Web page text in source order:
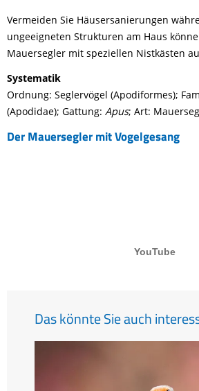
Vermeiden Sie Häusersanierungen
ungeeigneten Strukturen am Haus
Mauersegler mit speziellen Nistkästen
Systematik
Ordnung: Seglervögel (Apodiformes);
(Apodidae); Gattung: Apus; Art:
Der Mauersegler mit Vogelgesang
Das könnte Sie auch